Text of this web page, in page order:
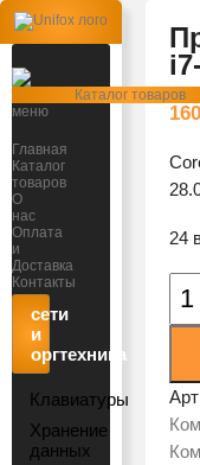
меню
Главная
Каталог
товаров
О
нас
Оплата
и
Доставка
Контакты
сети
и
оргтехника
Клавиатуры
Хранение
данных
Каталог товаров
24
i7-